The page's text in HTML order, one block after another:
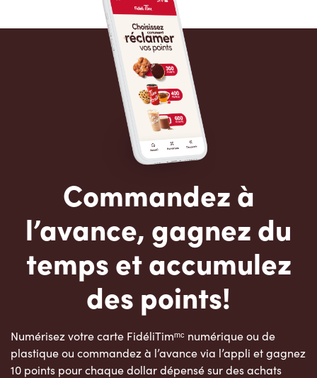
Commandez à
l’avance, gagnez du
temps et accumulez
des points!
Numérisez votre carte FidéliTimᵐᶜ numérique ou de
plastique ou commandez à l’avance via l’appli et gagnez
10 points pour chaque dollar dépensé sur des achats